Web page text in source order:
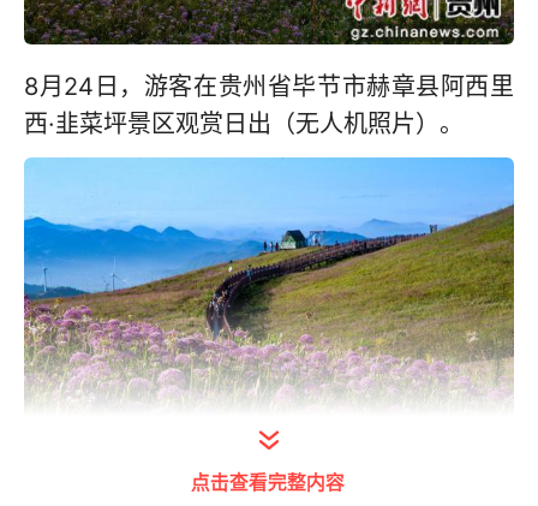
8月24日，游客在贵州省毕节市赫章县阿西里
西·韭菜坪景区观赏日出（无人机照片）。
点击查看完整内容